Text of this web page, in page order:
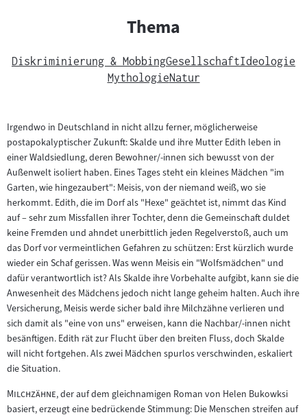
Thema
Diskriminierung & MobbingGesellschaftIdeologie
MythologieNatur
Irgendwo in Deutschland in nicht allzu ferner, möglicherweise
postapokalyptischer Zukunft: Skalde und ihre Mutter Edith leben in
einer Waldsiedlung, deren Bewohner/-innen sich bewusst von der
Außenwelt isoliert haben. Eines Tages steht ein kleines Mädchen "im
Garten, wie hingezaubert": Meisis, von der niemand weiß, wo sie
herkommt. Edith, die im Dorf als "Hexe" geächtet ist, nimmt das Kind
auf – sehr zum Missfallen ihrer Tochter, denn die Gemeinschaft duldet
keine Fremden und ahndet unerbittlich jeden Regelverstoß, auch um
das Dorf vor vermeintlichen Gefahren zu schützen: Erst kürzlich wurde
wieder ein Schaf gerissen. Was wenn Meisis ein "Wolfsmädchen" und
dafür verantwortlich ist? Als Skalde ihre Vorbehalte aufgibt, kann sie die
Anwesenheit des Mädchens jedoch nicht lange geheim halten. Auch ihre
Versicherung, Meisis werde sicher bald ihre Milchzähne verlieren und
sich damit als "eine von uns" erweisen, kann die Nachbar/-innen nicht
besänftigen. Edith rät zur Flucht über den breiten Fluss, doch Skalde
will nicht fortgehen. Als zwei Mädchen spurlos verschwinden, eskaliert
die Situation.
"Milchzähne", der auf dem gleichnamigen Roman von Helen Bukowksi
basiert, erzeugt eine bedrückende Stimmung: Die Menschen streifen auf